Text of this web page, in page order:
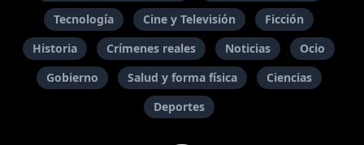
Tecnología
Cine y Televisión
Ficción
Historia
Crímenes reales Noticias
Ocio
Gobierno
Salud y forma física
Ciencias
Deportes